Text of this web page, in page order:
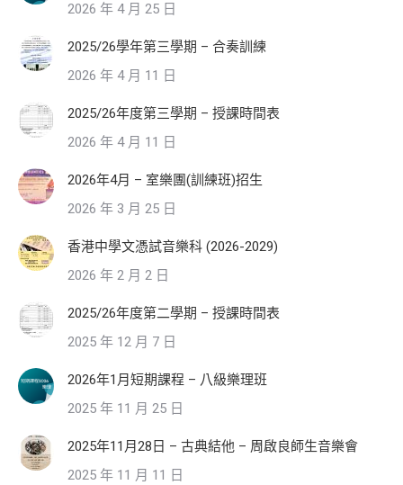
2026 年 4 月 25 日
2025/26學年第三學期 – 合奏訓練
2026 年 4 月 11 日
2025/26年度第三學期 – 授課時間表
2026 年 4 月 11 日
2026年4月 – 室樂團(訓練班)招生
2026 年 3 月 25 日
香港中學文憑試音樂科 (2026-2029)
2026 年 2 月 2 日
2025/26年度第二學期 – 授課時間表
2025 年 12 月 7 日
2026年1月短期課程 – 八級樂理班
2025 年 11 月 25 日
2025年11月28日 – 古典結他 – 周啟良師生音樂會
2025 年 11 月 11 日